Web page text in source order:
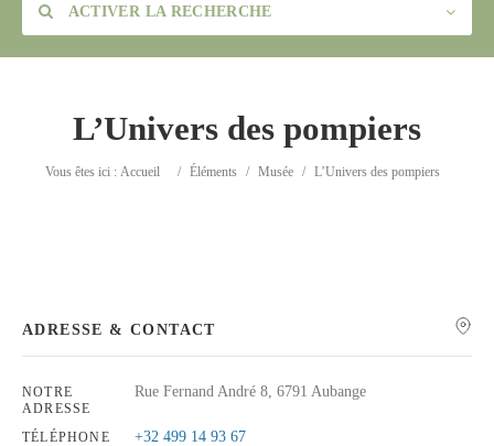
ACTIVER LA RECHERCHE
Catégorie
L’Univers des pompiers
Vous êtes ici : Accueil / Éléments / Musée / L’Univers des pompiers
ADRESSE & CONTACT
NOTRE
ADRESSE
Rue Fernand André 8, 6791 Aubange
TÉLÉPHONE +32 499 14 93 67